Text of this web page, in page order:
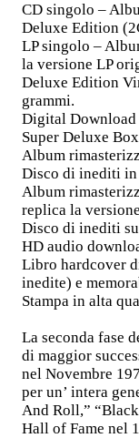
CD singolo –
Deluxe Edition
LP singolo –
la versione LP
Deluxe Edition
grammi.
Digital
Super Deluxe
Album
Disco di inediti in
Album
replica la
Disco di inediti
HD audio
Libro hardcover
inedite) e
Stampa in alta
La seconda fase
di maggior
nel Novembre
per un’ intera
And Roll,”
Hall of Fame nel